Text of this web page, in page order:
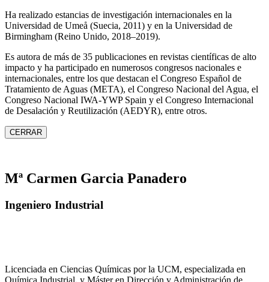
Ha realizado estancias de investigación internacionales en la
Universidad de Umeå (Suecia, 2011) y en la Universidad de
Birmingham (Reino Unido, 2018–2019).
Es autora de más de 35 publicaciones en revistas científicas de alto
impacto y ha participado en numerosos congresos nacionales e
internacionales, entre los que destacan el Congreso Español de
Tratamiento de Aguas (META), el Congreso Nacional del Agua, el
Congreso Nacional IWA‑YWP Spain y el Congreso Internacional
de Desalación y Reutilización (AEDYR), entre otros.
CERRAR
Mª Carmen Garcia Panadero
Ingeniero Industrial
Licenciada en Ciencias Químicas por la UCM, especializada en
Química Industrial, y Máster en Dirección y Administración de